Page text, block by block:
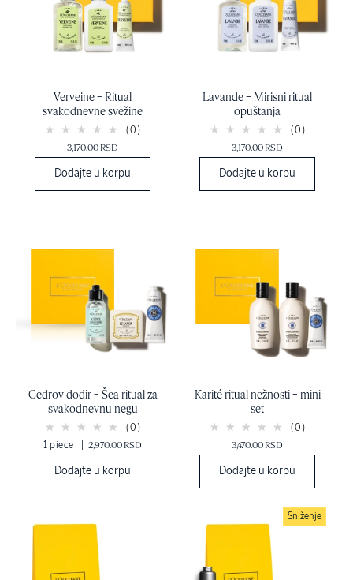
Verveine – Ritual
svakodnevne svežine
(0)
3,170.00 RSD
Dodajte u korpu
Lavande – Mirisni ritual
opuštanja
(0)
3,170.00 RSD
Dodajte u korpu
Cedrov dodir – Šea ritual za
svakodnevnu negu
(0)
1 piece 2,970.00 RSD
Dodajte u korpu
Karité ritual nežnosti – mini
set
(0)
3,470.00 RSD
Dodajte u korpu
Sniženje